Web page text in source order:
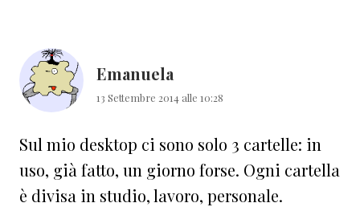
Emanuela
13 Settembre 2014 alle 10:28
Sul mio desktop ci sono solo 3 cartelle: in
uso, già fatto, un giorno forse. Ogni cartella
è divisa in studio, lavoro, personale.